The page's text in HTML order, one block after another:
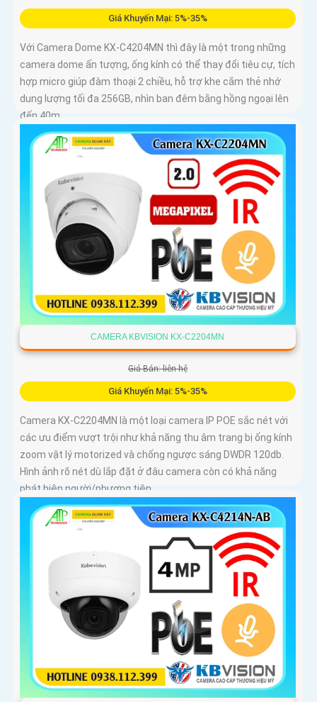
Giá Khuyến Mại: 5%-35%
Với Camera Dome KX-C4204MN thì đây là một trong những
camera dome ấn tượng, ống kính có thể thay đổi tiêu cự, tích
hợp micro giúp đàm thoại 2 chiều, hỗ trợ khe cắm thẻ nhớ
dung lượng tối đa 256GB, nhìn ban đêm bằng hồng ngoại lên
đến 40m
CAMERA KBVISION KX-C2204MN
Giá Bán: liên hệ
Giá Khuyến Mại: 5%-35%
Camera KX-C2204MN là một loại camera IP POE sắc nét với
các ưu điểm vượt trội như khả năng thu âm trang bị ống kính
zoom vật lý motorized và chống ngược sáng DWDR 120db.
Hình ảnh rõ nét dù lắp đặt ở đâu camera còn có khả năng
phát hiện người/phương tiện